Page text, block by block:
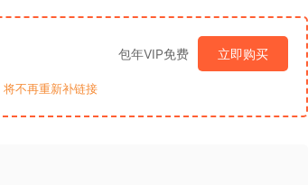
包年VIP免费 立即购买
不再重新补链接